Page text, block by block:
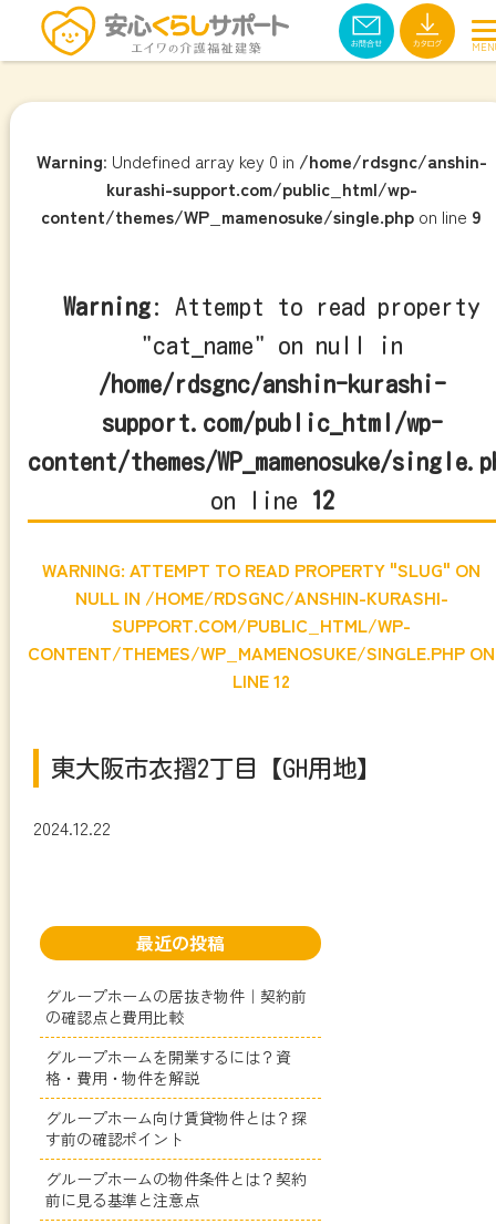
Warning: Undefined array key 0 in /home/rdsgnc/anshin-
kurashi-support.com/public_html/wp-
content/themes/WP_mamenosuke/single.php on line 9
Warning: Attempt to read property
"cat_name" on null in
/home/rdsgnc/anshin-kurashi-
support.com/public_html/wp-
content/themes/WP_mamenosuke/
on line
12
WARNING: ATTEMPT TO READ PROPERTY "SLUG" ON
NULL IN /HOME/RDSGNC/ANSHIN-KURASHI-
SUPPORT.COM/PUBLIC_HTML/WP-
CONTENT/THEMES/WP_MAMENOSUKE/SINGLE.PHP ON
LINE12
東大阪市衣摺2丁目【GH用地】
2024.12.22
最近の投稿
グループホームの居抜き物件｜契約前
の確認点と費用比較
グループホームを開業するには？資
格・費用・物件を解説
グループホーム向け賃貸物件とは？探
す前の確認ポイント
グループホームの物件条件とは？契約
前に見る基準と注意点